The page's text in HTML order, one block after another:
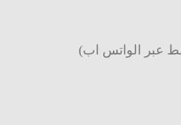
عبر الواتس اب)